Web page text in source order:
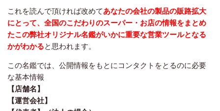
これを読んで頂ければ改めてあなたの会社の製品の販路拡大
にとって、全国のこだわりのスーパー・お店の情報をまとめ
たこの弊社オリジナル名鑑がいかに重要な営業ツールとなる
かがわかると思われます。
この名鑑では、公開情報をもとにコンタクトをとるのに必要
な基本情報
【店舗名】
【運営会社】